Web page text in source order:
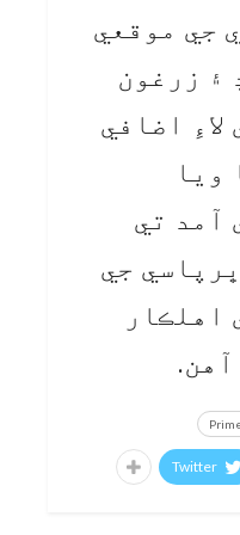
جي موقعي
۽ زرغون
اضافي
ويا
آمد تي
جي
اهلڪار
Twitter